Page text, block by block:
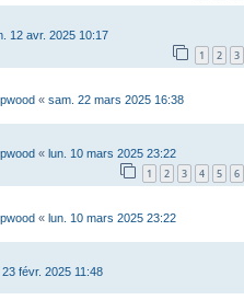
12 avr. 2025 10:17
1 2 3
« sam. 22 mars 2025 16:38
« lun. 10 mars 2025 23:22
1 2 3 4 5 6
« lun. 10 mars 2025 23:22
23 févr. 2025 11:48